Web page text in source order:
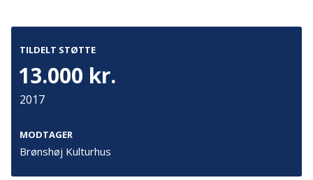
TILDELT STØTTE
13.000 kr.
2017
MODTAGER
Brønshøj Kulturhus
Tilmeld nyhedsbrev
De seneste nyheder om TrygFondens og TryghedsGruppens
aktiviteter direkte i din indbakke.